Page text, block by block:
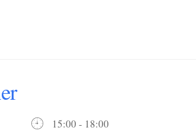
15:00 - 18:00